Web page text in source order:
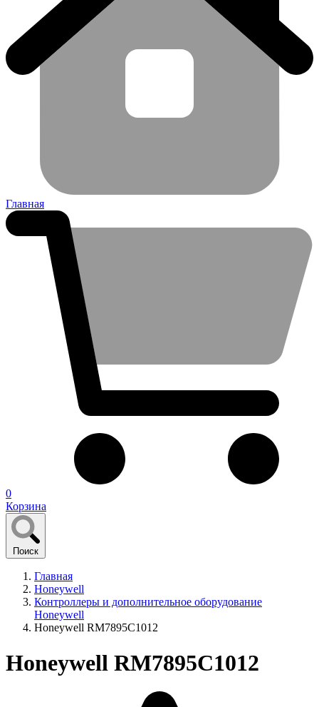
Главная
0
Корзина
Поиск
Главная
Honeywell
Контроллеры и дополнительное оборудование
Honeywell
Honeywell RM7895C1012
Honeywell RM7895C1012